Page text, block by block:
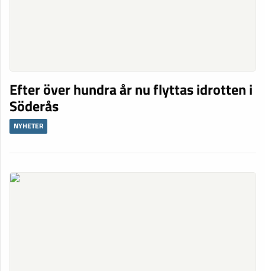
Efter över hundra år nu flyttas idrotten i
Söderås
NYHETER